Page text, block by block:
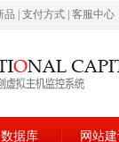
品 支付方式 客服中心
数据库 网站